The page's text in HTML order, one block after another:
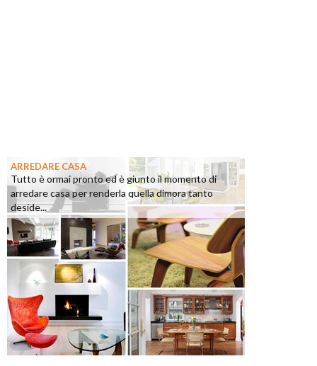
ARREDARE CASA
Tutto è ormai pronto ed è giunto il momento di
arredare casa per renderla quella dimora tanto
deside...